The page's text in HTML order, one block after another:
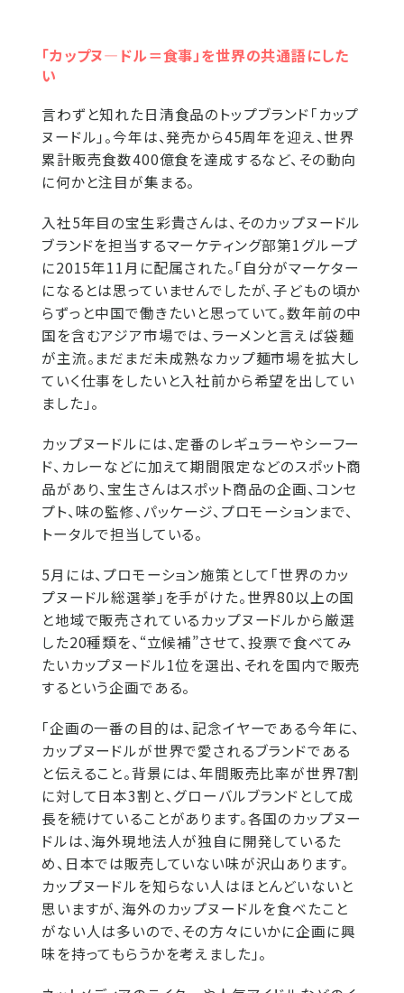
「カップヌ―ドル＝食事」を世界の共通語にした
い
言わずと知れた日清食品のトップブランド「カップ
ヌードル」。今年は、発売から45周年を迎え、世界
累計販売食数400億食を達成するなど、その動向
に何かと注目が集まる。
入社5年目の宝生彩貴さんは、そのカップヌードル
ブランドを担当するマーケティング部第1グループ
に2015年11月に配属された。「自分がマーケター
になるとは思っていませんでしたが、子どもの頃か
らずっと中国で働きたいと思っていて。数年前の中
国を含むアジア市場では、ラーメンと言えば袋麺
が主流。まだまだ未成熟なカップ麺市場を拡大し
ていく仕事をしたいと入社前から希望を出してい
ました」。
カップヌードルには、定番のレギュラーやシーフー
ド、カレーなどに加えて期間限定などのスポット商
品があり、宝生さんはスポット商品の企画、コンセ
プト、味の監修、パッケージ、プロモーションまで、
トータルで担当している。
5月には、プロモーション施策として「世界のカッ
プヌードル総選挙」を手がけた。世界80以上の国
と地域で販売されているカップヌードルから厳選
した20種類を、“立候補”させて、投票で食べてみ
たいカップヌードル1位を選出、それを国内で販売
するという企画である。
「企画の一番の目的は、記念イヤーである今年に、
カップヌードルが世界で愛されるブランドである
と伝えること。背景には、年間販売比率が世界7割
に対して日本3割と、グローバルブランドとして成
長を続けていることがあります。各国のカップヌー
ドルは、海外現地法人が独自に開発しているた
め、日本では販売していない味が沢山あります。
カップヌードルを知らない人はほとんどいないと
思いますが、海外のカップヌードルを食べたこと
がない人は多いので、その方々にいかに企画に興
味を持ってもらうかを考えました」。